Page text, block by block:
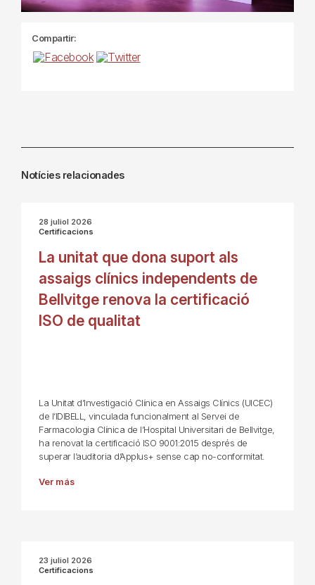
Compartir:
Notícies relacionades
28 juliol 2026
Certificacions
La unitat que dona suport als
assaigs clínics independents de
Bellvitge renova la certificació
ISO de qualitat
La Unitat d’Investigació Clínica en Assaigs Clínics (UICEC)
de l’IDIBELL, vinculada funcionalment al Servei de
Farmacologia Clínica de l’Hospital Universitari de Bellvitge,
ha renovat la certificació ISO 9001:2015 després de
superar l’auditoria d’Applus+ sense cap no-conformitat.
Ver más
23 juliol 2026
Certificacions